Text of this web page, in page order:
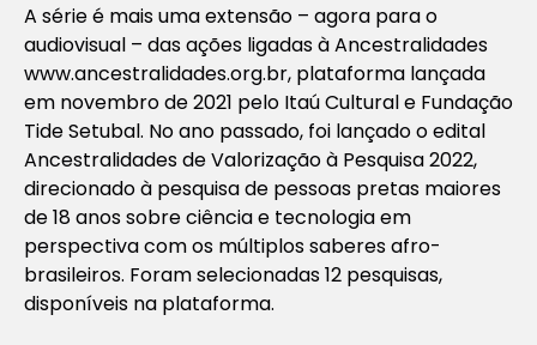
A série é mais uma extensão – agora para o
audiovisual – das ações ligadas à Ancestralidades
www.ancestralidades.org.br, plataforma lançada
em novembro de 2021 pelo Itaú Cultural e Fundação
Tide Setubal. No ano passado, foi lançado o edital
Ancestralidades de Valorização à Pesquisa 2022,
direcionado à pesquisa de pessoas pretas maiores
de 18 anos sobre ciência e tecnologia em
perspectiva com os múltiplos saberes afro-
brasileiros. Foram selecionadas 12 pesquisas,
disponíveis na plataforma.